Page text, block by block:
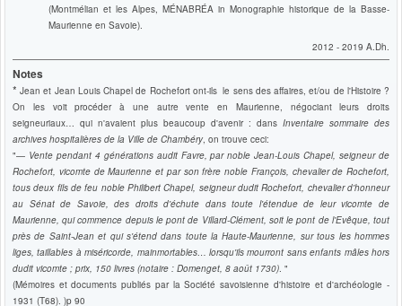
(Montmélian et les Alpes, MÉNABRÉA in Monographie historique de la Basse-
Maurienne en Savoie).
2012 - 2019 A.Dh.
Notes
*Jean et Jean Louis Chapel de Rochefort ont-ils le sens des affaires, et/ou de l'Histoire ?
On les voit procéder à une autre vente en Maurienne, négociant leurs droits
seigneuriaux… qui n'avaient plus beaucoup d'avenir : dans Inventaire sommaire des
archives hospitalières de la Ville de Chambéry, on trouve ceci:
"— Vente pendant 4 générations audit Favre, par noble Jean-Louis Chapel, seigneur de
Rochefort, vicomte de Maurienne et par son frère noble François, chevalier de Rochefort,
tous deux fils de feu noble Philibert Chapel, seigneur dudit Rochefort, chevalier d'honneur
au Sénat de Savoie, des droits d'échute dans toute l'étendue de leur vicomte de
Maurienne, qui commence depuis le pont de Villard-Clément, soit le pont de l'Evêque, tout
près de Saint-Jean et qui s'étend dans toute la Haute-Maurienne, sur tous les hommes
liges, taillables à miséricorde, mainmortables… lorsqu'ils mourront sans enfants mâles hors
dudit vicomte ; prix, 150 livres (notaire : Domenget, 8 août 1730). "
(Mémoires et documents publiés par la Société savoisienne d'histoire et d'archéologie -
1931 (T68). )p 90